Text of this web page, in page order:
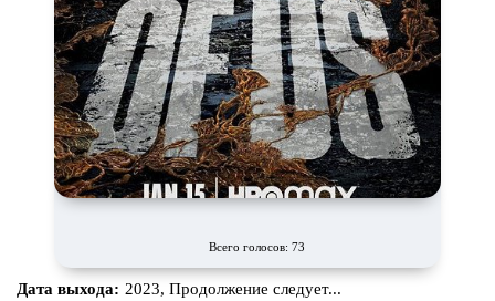
Всего голосов: 73
Дата выхода: 2023, Продолжение следует...